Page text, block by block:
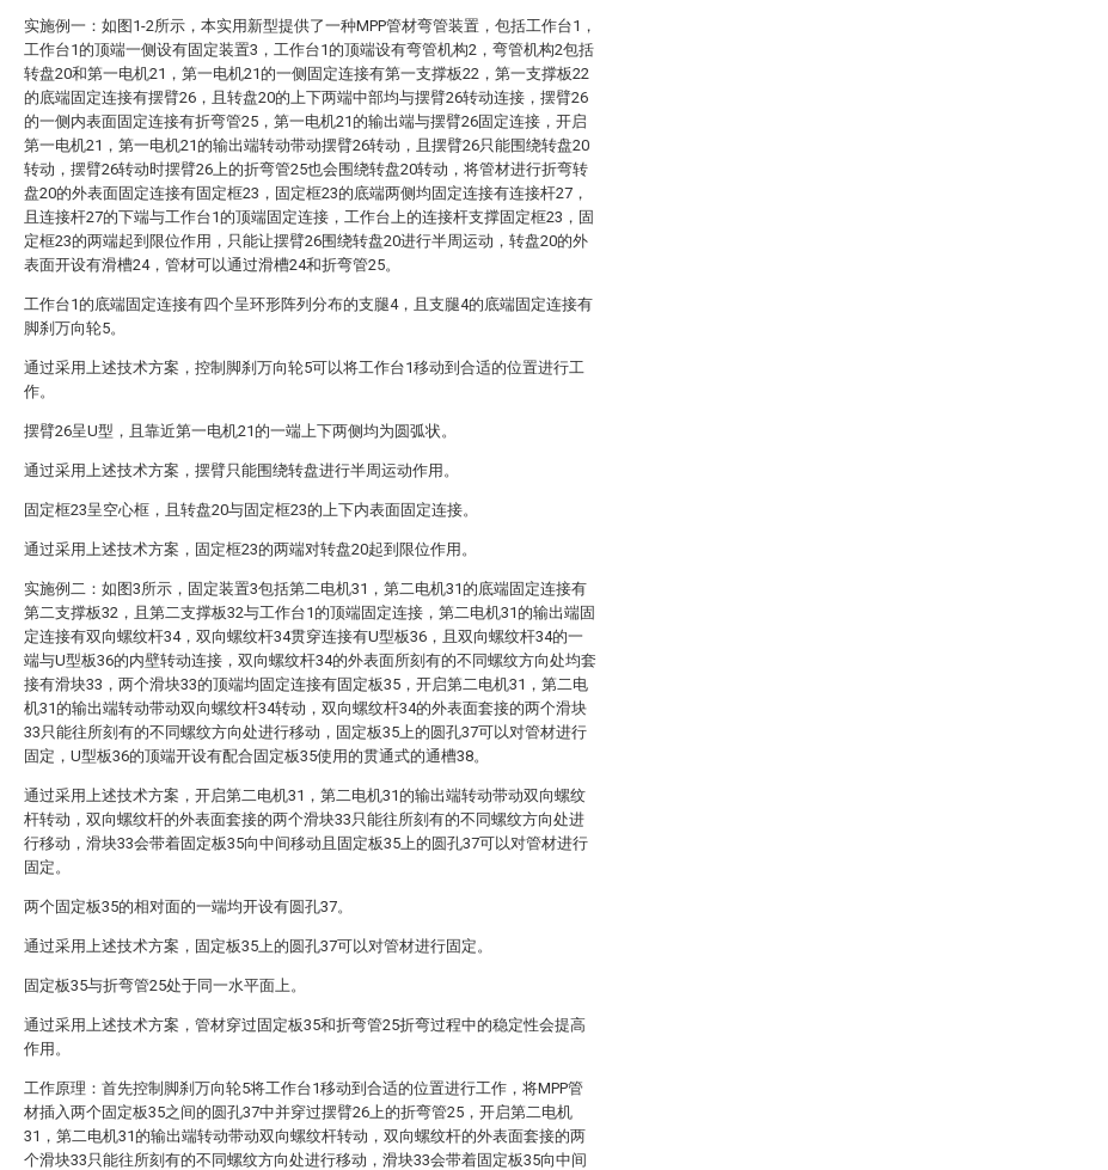
实施例一：如图1-2所示，本实用新型提供了一种MPP管材弯管装置，包括工作台1，
工作台1的顶端一侧设有固定装置3，工作台1的顶端设有弯管机构2，弯管机构2包括
转盘20和第一电机21，第一电机21的一侧固定连接有第一支撑板22，第一支撑板22
的底端固定连接有摆臂26，且转盘20的上下两端中部均与摆臂26转动连接，摆臂26
的一侧内表面固定连接有折弯管25，第一电机21的输出端与摆臂26固定连接，开启
第一电机21，第一电机21的输出端转动带动摆臂26转动，且摆臂26只能围绕转盘20
转动，摆臂26转动时摆臂26上的折弯管25也会围绕转盘20转动，将管材进行折弯转
盘20的外表面固定连接有固定框23，固定框23的底端两侧均固定连接有连接杆27，
且连接杆27的下端与工作台1的顶端固定连接，工作台上的连接杆支撑固定框23，固
定框23的两端起到限位作用，只能让摆臂26围绕转盘20进行半周运动，转盘20的外
表面开设有滑槽24，管材可以通过滑槽24和折弯管25。
工作台1的底端固定连接有四个呈环形阵列分布的支腿4，且支腿4的底端固定连接有
脚刹万向轮5。
通过采用上述技术方案，控制脚刹万向轮5可以将工作台1移动到合适的位置进行工
作。
摆臂26呈U型，且靠近第一电机21的一端上下两侧均为圆弧状。
通过采用上述技术方案，摆臂只能围绕转盘进行半周运动作用。
固定框23呈空心框，且转盘20与固定框23的上下内表面固定连接。
通过采用上述技术方案，固定框23的两端对转盘20起到限位作用。
实施例二：如图3所示，固定装置3包括第二电机31，第二电机31的底端固定连接有
第二支撑板32，且第二支撑板32与工作台1的顶端固定连接，第二电机31的输出端固
定连接有双向螺纹杆34，双向螺纹杆34贯穿连接有U型板36，且双向螺纹杆34的一
端与U型板36的内壁转动连接，双向螺纹杆34的外表面所刻有的不同螺纹方向处均套
接有滑块33，两个滑块33的顶端均固定连接有固定板35，开启第二电机31，第二电
机31的输出端转动带动双向螺纹杆34转动，双向螺纹杆34的外表面套接的两个滑块
33只能往所刻有的不同螺纹方向处进行移动，固定板35上的圆孔37可以对管材进行
固定，U型板36的顶端开设有配合固定板35使用的贯通式的通槽38。
通过采用上述技术方案，开启第二电机31，第二电机31的输出端转动带动双向螺纹
杆转动，双向螺纹杆的外表面套接的两个滑块33只能往所刻有的不同螺纹方向处进
行移动，滑块33会带着固定板35向中间移动且固定板35上的圆孔37可以对管材进行
固定。
两个固定板35的相对面的一端均开设有圆孔37。
通过采用上述技术方案，固定板35上的圆孔37可以对管材进行固定。
固定板35与折弯管25处于同一水平面上。
通过采用上述技术方案，管材穿过固定板35和折弯管25折弯过程中的稳定性会提高
作用。
工作原理：首先控制脚刹万向轮5将工作台1移动到合适的位置进行工作，将MPP管
材插入两个固定板35之间的圆孔37中并穿过摆臂26上的折弯管25，开启第二电机
31，第二电机31的输出端转动带动双向螺纹杆转动，双向螺纹杆的外表面套接的两
个滑块33只能往所刻有的不同螺纹方向处进行移动，滑块33会带着固定板35向中间